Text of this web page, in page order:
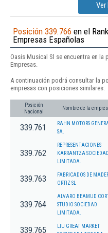
Ver
Posición 339.766 en el
Empresas Españolas
Oasis Musical Sl se encuentra en la
Empresas.
A continuación podrá consultar la
empresas con posiciones similares:
Posición
Nacional
Nombre de la
339.761
RAHN MOTORS
SA.
339.762
REPRESENTACIONES
KARRANTZA SOCIEDAD
LIMITADA.
339.763
FABRICADOS DE
ORTIZ SL
339.764
ALVARO BEAMUD
STUDIO SOCIEDAD
LIMITADA.
339.765
LIU GREAT MARKET